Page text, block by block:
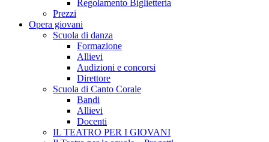
Regolamento Biglietteria
Prezzi
Opera giovani
Scuola di danza
Formazione
Allievi
Audizioni e concorsi
Direttore
Scuola di Canto Corale
Bandi
Allievi
Docenti
IL TEATRO PER I GIOVANI